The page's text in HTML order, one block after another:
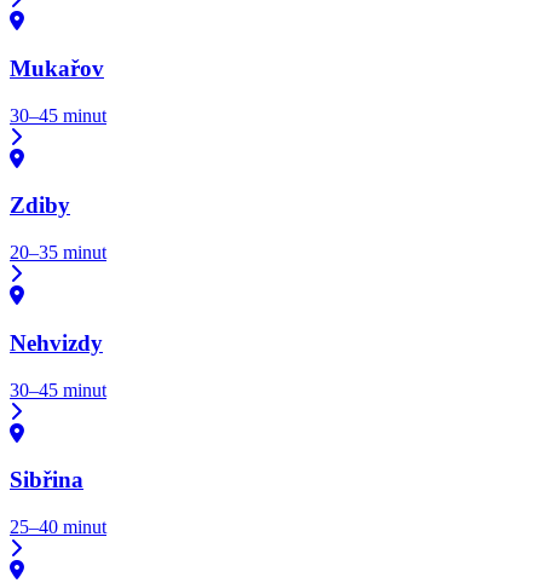
Mukařov
30–45 minut
Zdiby
20–35 minut
Nehvizdy
30–45 minut
Sibřina
25–40 minut